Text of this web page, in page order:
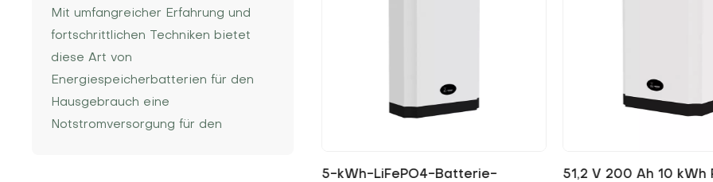
Mit umfangreicher Erfahrung und
fortschrittlichen Techniken bietet
diese Art von
Energiespeicherbatterien für den
Hausgebrauch eine
Notstromversorgung für den
51,2 V 200 Ah 10 kWh Powerwall
Großhandel mit